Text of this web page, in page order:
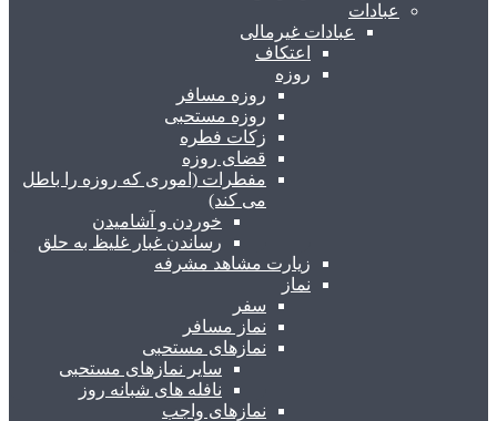
عبادات
عبادات غیرمالی
اعتکاف
روزه
روزه مسافر
روزه مستحبی
زکات فطره
قضای روزه
مفطرات (اموری که روزه را باطل
می کند)
خوردن و آشامیدن
رساندن غبار غلیظ به حلق
زیارت مشاهد مشرفه
نماز
سفر
نماز مسافر
نمازهای مستحبی
سایر نمازهای مستحبی
نافله های شبانه روز
نمازهای واجب